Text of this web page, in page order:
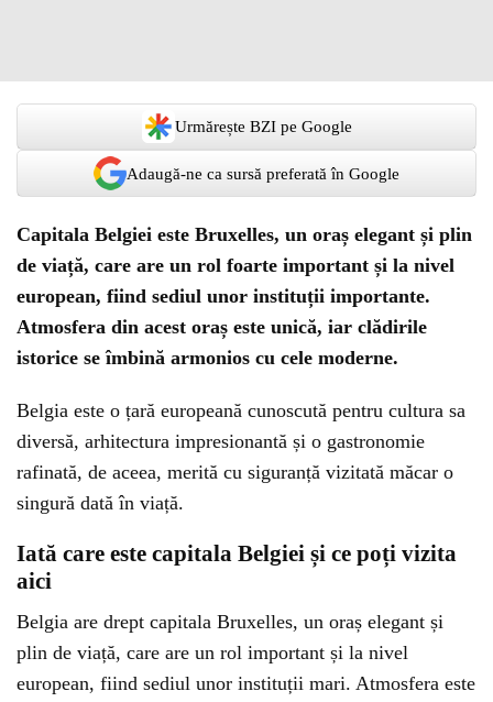
Urmărește BZI pe Google
Adaugă-ne ca sursă preferată în Google
Capitala Belgiei este Bruxelles, un oraș elegant și plin
de viață, care are un rol foarte important și la nivel
european, fiind sediul unor instituții importante.
Atmosfera din acest oraș este unică, iar clădirile
istorice se îmbină armonios cu cele moderne.
Belgia este o țară europeană cunoscută pentru cultura sa
diversă, arhitectura impresionantă și o gastronomie
rafinată, de aceea, merită cu siguranță vizitată măcar o
singură dată în viață.
Iată care este capitala Belgiei și ce poți vizita
aici
Belgia are drept capitala Bruxelles, un oraș elegant și
plin de viață, care are un rol important și la nivel
european, fiind sediul unor instituții mari. Atmosfera este